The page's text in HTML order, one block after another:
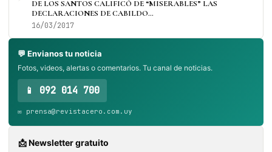
DE LOS SANTOS CALIFICÓ DE “MISERABLES” LAS
DECLARACIONES DE CABILDO…
16/03/2017
💬 Envianos tu noticia
Fotos, videos, alertas o comentarios. Tu canal de noticias.
📱 092 014 700
✉️ prensa@revistacero.com.uy
📩 Newsletter gratuito